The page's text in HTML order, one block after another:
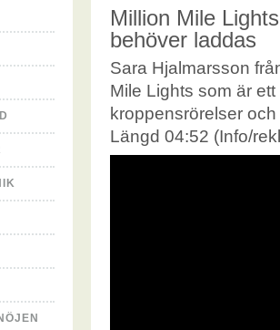
Million Mile
behöver laddas
Sara Hjalmarsson
Mile Lights som är
kroppensrörelser
Längd 04:52 (Info/